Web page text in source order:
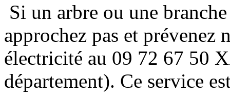
Si un arbre ou une
approchez pas et prévenez
électricité au 09 72 67 50
département). Ce service